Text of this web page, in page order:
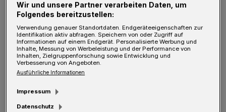
„Eine von uns“ von Klaus-Peter Vosen ist im Media-Maria-Verlag
erschienen und kostet im Buchhandel 14,95 Euro.
Foto: Media-Maria-Verlag
Vosen, der bereits mehrere kirchenhistorische
Arbeiten verfasst hat, und vor seinem Amt in
Wir und unsere Partner verarbeiten Daten, um
Folgendes bereitzustellen:
Verwendung genauer Standortdaten. Endgeräteeigenschaften zur
Identifikation aktiv abfragen. Speichern von oder Zugriff auf
Informationen auf einem Endgerät. Personalisierte Werbung und
Inhalte, Messung von Werbeleistung und der Performance von
Inhalten, Zielgruppenforschung sowie Entwicklung und
Verbesserung von Angeboten.
Ausführliche Informationen
Impressum
Datenschutz